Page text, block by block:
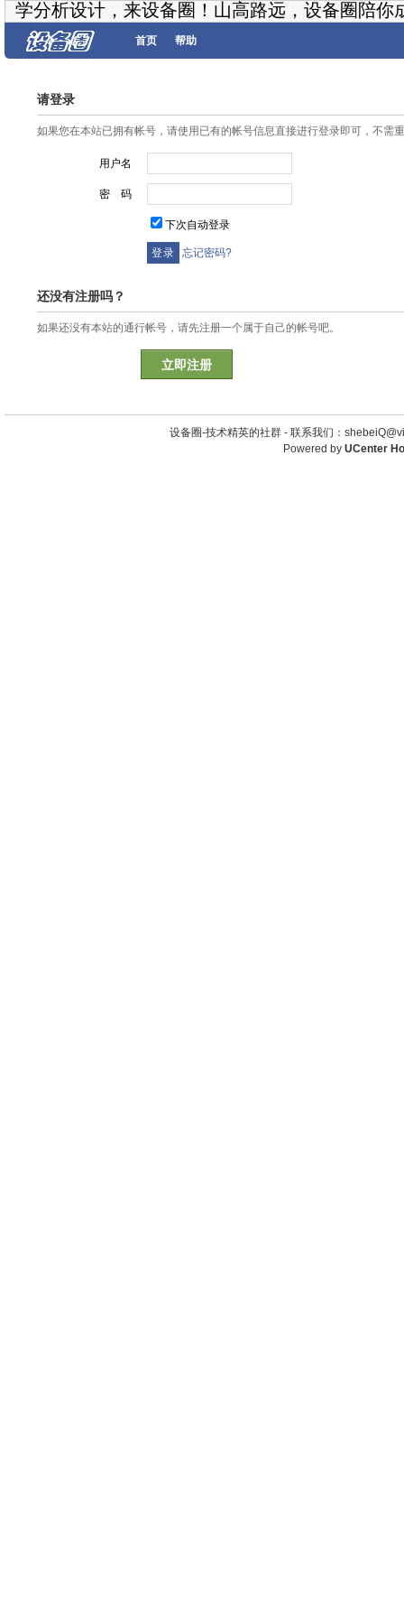
学分析设计，来设备圈！山高路远，设备圈陪你
首页 帮助
请登录
如果您在本站已拥有帐号，请使用已有的帐号信息直接进行登录即可，不需
用户名
密 码
下次自动登录
忘记密码?
还没有注册吗？
如果还没有本站的通行帐号，请先注册一个属于自己的帐号吧。
立即注册
设备圈-技术精英的社群 - 联系我们：
Powered by UCenter